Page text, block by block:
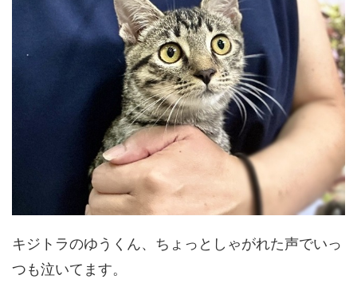
キジトラのゆうくん、ちょっとしゃがれた声でいっ
つも泣いてます。